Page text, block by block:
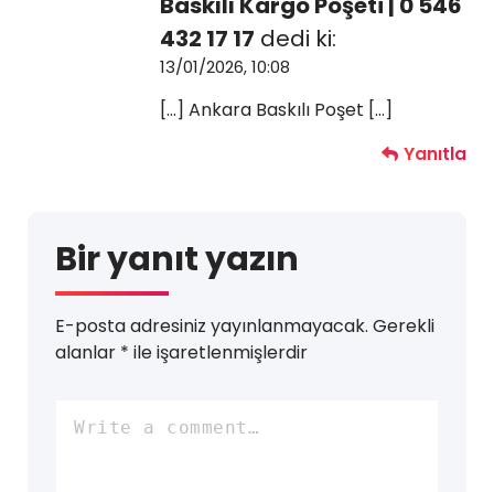
432 17 17 dedi ki:
13/01/2026, 10:08
[…] Ankara Baskılı Poşet […]
Yanıtla
Bir yanıt yazın
E-posta adresiniz yayınlanmayacak. Gerekli
alanlar * ile işaretlenmişlerdir